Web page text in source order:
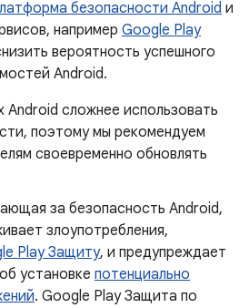
безопасности Android и
например Google Play
вероятность успешного
Android.
Android сложнее использовать
поэтому мы рекомендуем
своевременно обновлять
за безопасность Android,
злоупотребления,
Play Защиту, и предупреждает
установке потенциально
. Google Play Защита по